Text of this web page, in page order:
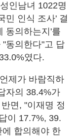
인남녀 1022명
민 인식 조사' 결
동의하는지'를
동의한다"고 답
였다.
제가 바람직하
자의 38.4%가
면, "이재명 정
이 17.7%, 39.
합의해야 한